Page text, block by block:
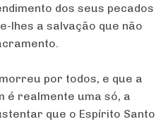
dos seus pecados
lhes a salvação que não
por todos, e que a
é realmente uma só, a
que o Espírito Santo